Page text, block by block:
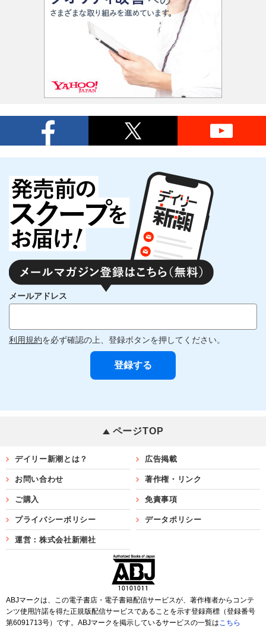
メールアドレス
利用規約を必ず確認の上、登録ボタンを押してください。
ページTOP
デイリー新潮とは？ 広告掲載
お問い合わせ 著作権・リンク
ご購入 免責事項
プライバシーポリシー データポリシー
運営：株式会社新潮社
ABJマークは、この電子書店・電子書籍配信サービスが、著作権者からコンテ
ンツ使用許諾を得た正規版配信サービスであることを示す登録商標（登録番号
第6091713号）です。ABJマークを掲示しているサービスの一覧はこちら